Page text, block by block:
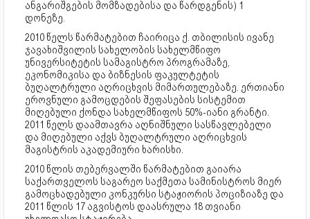
ანგარიშგების მომზადებისა და წარდგენის) 1
დონეზე.
2010 წელს წარმატებით ჩაირიცა ქ. თბილისის ივანე
ჯავახიშვილის სახელობის სახელმწიფო
უნივერსიტეტის სამაგისტრო პროგრამაზე,
ეკონომიკისა და ბიზნესის ფაკულტეტის
ბუღალტრული აღრიცხვის მიმართულებაზე. ერთიანი
ეროვნული გამოცდების შეფასების სისტემით
მიღებული ქონდა სახელმწიფოს 50%-იანი გრანტი.
2011 წელს დაამთავრა აღნიშნული სასწავლებელი
და მიღებული აქვს ბუღალტრული აღრიცხვის
მაგისტრის აკადემიური ხარისხი.
2010 წლის თებერვალში წარმატებით გაიარა
საქართველოს საგარეო საქმეთა სამინისტროს მიერ
გამოცხადებული კონკურსი სტაჟიორის პოციზიაზე და
2011 წლის 17 აგვისტოს დაასრულა 18 თვიანი